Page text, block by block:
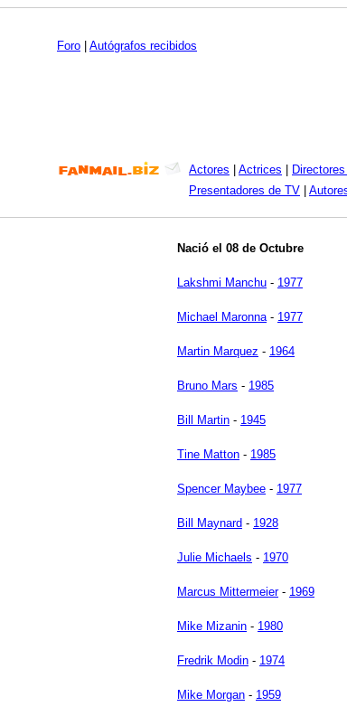
Foro Autógrafos recibidos
Actores Actrices
Presentadores de TV
Nació el 08 de Octubre
Lakshmi Manchu - 1977
Michael Maronna- 1977
Martin Marquez - 1964
Bruno Mars - 1985
Bill Martin - 1945
Tine Matton - 1985
Spencer Maybee - 1977
Bill Maynard - 1928
Julie Michaels - 1970
Marcus Mittermeier- 1969
Mike Mizanin - 1980
Fredrik Modin - 1974
Mike Morgan - 1959